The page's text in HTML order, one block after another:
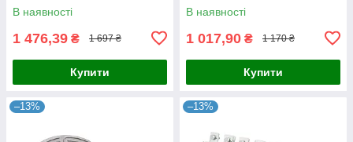
В наявності
1 476,39 ₴ 1 697 ₴
Купити
В наявності
1 017,90 ₴ 1 170 ₴
Купити
–13% –13%